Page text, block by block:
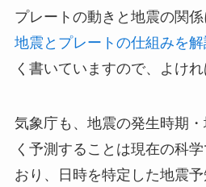
プレートの動きと地震の関係
地震とプレートの仕組みを
く書いていますので、よけれ
気象庁も、地震の発生時期
く予測することは現在の科
おり、日時を特定した地震